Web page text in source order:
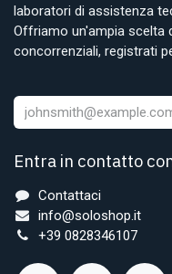
laboratori di assistenza
Offriamo un'ampia scelta
concorrenziali, registrati
Entra in contatto
Contattaci
info@soloshop.it
+39 0828346107